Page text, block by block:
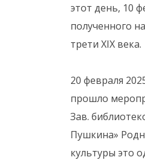
этот день, 10
полученного
трети XIX века.
20 февраля
прошло
Зав.
Пушкина»
культуры это